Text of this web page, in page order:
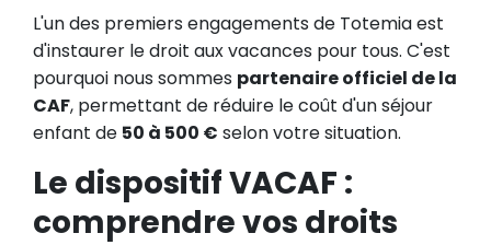
L'un des premiers engagements de Totemia est
d'instaurer le droit aux vacances pour tous. C'est
pourquoi nous sommes partenaire officiel de la
CAF, permettant de réduire le coût d'un séjour
enfant de 50 à 500 € selon votre situation.
Le dispositif VACAF :
comprendre vos droits